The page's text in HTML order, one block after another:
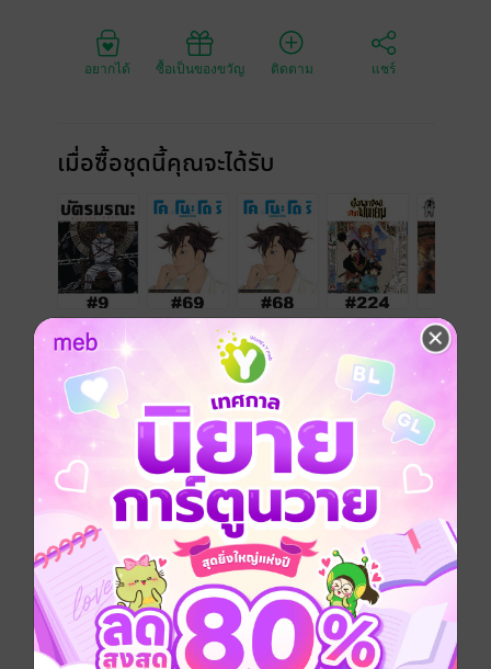
อยากได้ ซื้อเป็นของขวัญ ติดตาม แชร์
เมื่อซื้อชุดนี้คุณจะได้รับ
KC.DIGIMAG – M Edition issue.40/2018 (Oct. 01,
2018) – โคโนะโดริ หมอสองชีวิต
สวัสดีครับ ฉบับนี้เรื่อง “ผ่าพิภพไททัน” กับ “ผู้กล้าแห่งอัส
ลัน” กลับมาให้อ่านกันแล้วครับ แถมมี PSYCHO BANK
มาให้อ่านกันด้วย และจะมีให้อ่านต่อเนื่องมากขึ้นเรื่อย ๆ
ด้วยครับ
ผู้กล้าแห่งอัสลัน – ตอนที่ 55
ผ่าพิภพไททัน – ตอนที่ 106
ผ่าพิภพไททัน BEFORE THE FALL – หยุดลง 1 ครั้งครับ
ยุ่งนักหนาเลขาพญายม – ตอนที่ 224
โคโนะโดริ หมอสองชีวิต – ตอนที่ 68, 69